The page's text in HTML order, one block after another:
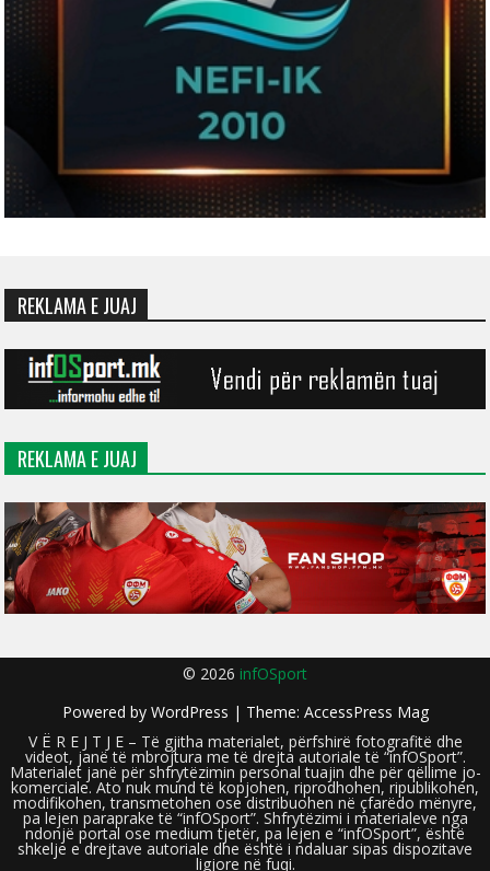
REKLAMA E JUAJ
REKLAMA E JUAJ
© 2026 infOSport
Powered by WordPress | Theme: AccessPress Mag
V Ë R E J T J E – Të gjitha materialet, përfshirë fotografitë dhe
videot, janë të mbrojtura me të drejta autoriale të “infOSport”.
Materialet janë për shfrytëzimin personal tuajin dhe për qëllime jo-
komerciale. Ato nuk mund të kopjohen, riprodhohen, ripublikohen,
modifikohen, transmetohen ose distribuohen në çfarëdo mënyre,
pa lejen paraprake të “infOSport”. Shfrytëzimi i materialeve nga
ndonjë portal ose medium tjetër, pa lejen e “infOSport”, është
shkelje e drejtave autoriale dhe është i ndaluar sipas dispozitave
ligjore në fuqi.